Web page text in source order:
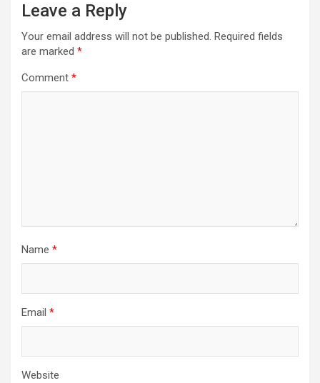
Leave a Reply
Your email address will not be published. Required fields
are marked *
Comment *
Name *
Email *
Website